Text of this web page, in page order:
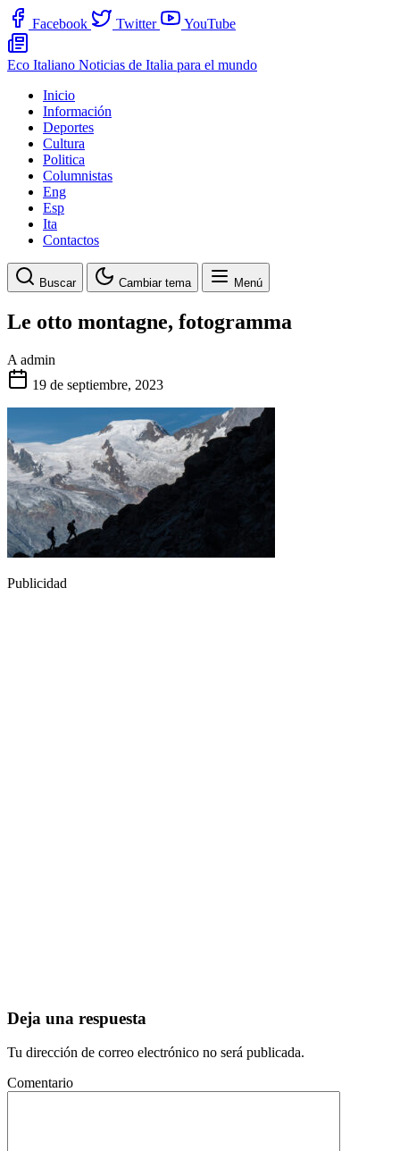
Facebook Twitter YouTube
Eco Italiano Noticias de Italia para el mundo
Inicio
Información
Deportes
Cultura
Politica
Columnistas
Eng
Esp
Ita
Contactos
Buscar Cambiar tema Menú
Le otto montagne, fotogramma
A admin
19 de septiembre, 2023
Publicidad
Deja una respuesta
Tu dirección de correo electrónico no será publicada.
Comentario